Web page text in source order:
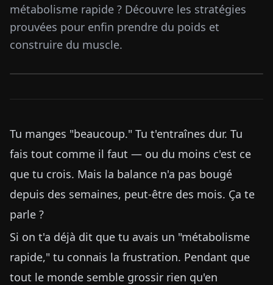
métabolisme rapide ? Découvre les stratégies
prouvées pour enfin prendre du poids et
construire du muscle.
Tu manges "beaucoup." Tu t'entraînes dur. Tu
fais tout comme il faut — ou du moins c'est ce
que tu crois. Mais la balance n'a pas bougé
depuis des semaines, peut-être des mois. Ça te
parle ?
Si on t'a déjà dit que tu avais un "métabolisme
rapide," tu connais la frustration. Pendant que
tout le monde semble grossir rien qu'en